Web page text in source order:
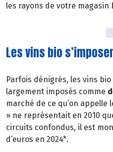
les rayons de votre magasin
Les vins bio
Parfois dénigrés, les vins
largement imposés comme
marché de ce qu’on
» ne représentait en 2010
circuits confondus, il est
d’euros en 2024*.